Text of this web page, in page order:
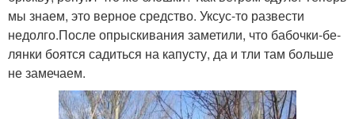
мы знаем, это верное средство. Уксус-то развести
недолго.После опрыскивания заметили, что бабочки-бе­
лянки боятся садиться на капусту, да и тли там больше
не замечаем.